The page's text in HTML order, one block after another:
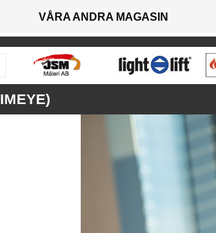
VÅRA ANDRA MAGASIN